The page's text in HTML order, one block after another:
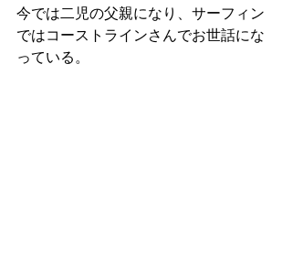
今では二児の父親になり、サーフィン
ではコーストラインさんでお世話にな
っている。